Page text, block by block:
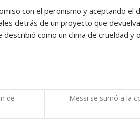
con el peronismo y aceptando el
detrás de un proyecto que
como un clima de crueldad y
de
Messi se sumó a la